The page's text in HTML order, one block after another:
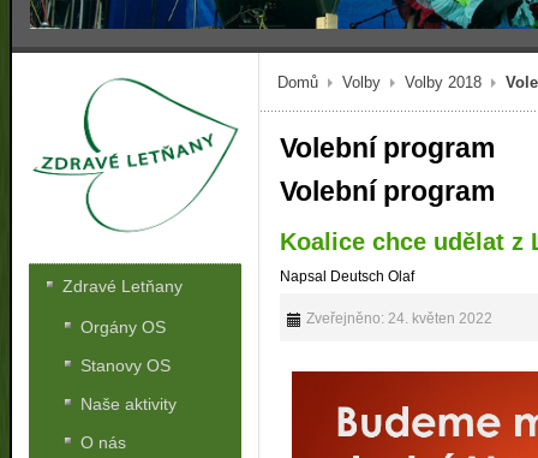
Domů Volby Volby 2018
Volební program
Volební program
Koalice chce udělat z
Napsal Deutsch Olaf
Zveřejněno: 24. květen 2022
Zdravé Letňany
Orgány OS
Stanovy OS
Naše aktivity
O nás